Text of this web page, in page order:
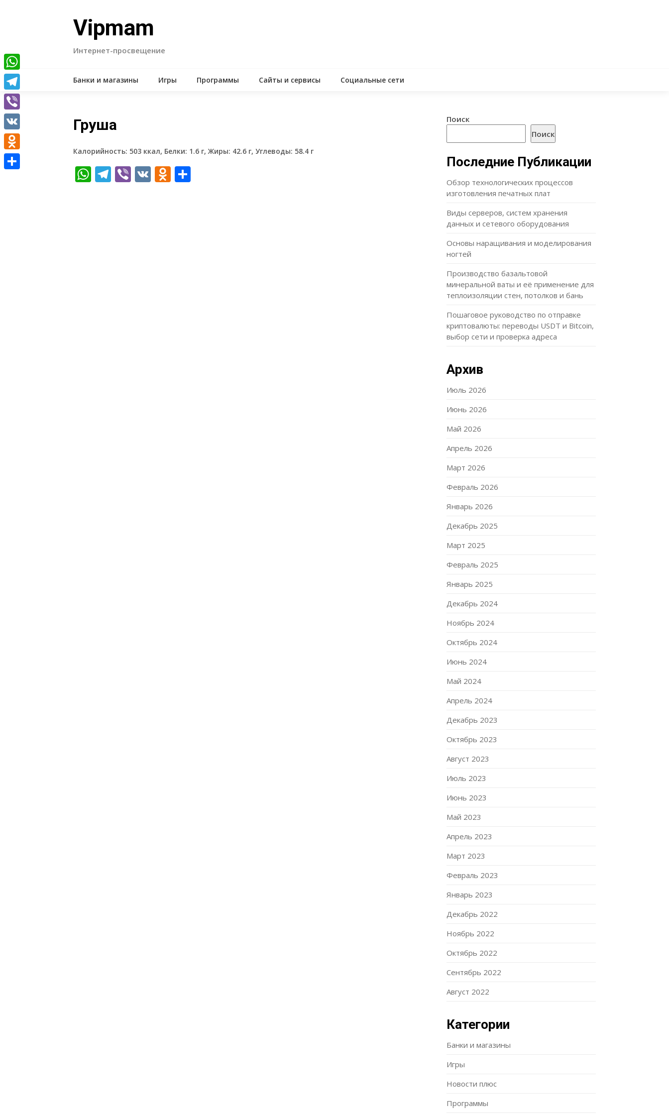
Vipmam
Интернет-просвещение
Банки и магазины Игры Программы Сайты и сервисы Социальные сети
Груша
Калорийность: 503 ккал, Белки: 1.6 г, Жиры: 42.6 г, Углеводы: 58.4 г
WhatsApp
Telegram
Viber
VKOdnoklassniki
Поиск
Поиск
Последние Публикации
Обзор технологических процессов
изготовления печатных плат
Виды серверов, систем хранения
данных и сетевого оборудования
Основы наращивания и моделирования
ногтей
Производство базальтовой
минеральной ваты и её применение для
теплоизоляции стен, потолков и бань
Пошаговое руководство по отправке
криптовалюты: переводы USDT и Bitcoin,
выбор сети и проверка адреса
Архив
Июль 2026
Июнь 2026
Май 2026
Апрель 2026
Март 2026
Февраль 2026
Январь 2026
Декабрь 2025
Март 2025
Февраль 2025
Январь 2025
Декабрь 2024
Ноябрь 2024
Октябрь 2024
Июнь 2024
Май 2024
Апрель 2024
Декабрь 2023
Октябрь 2023
Август 2023
Июль 2023
Июнь 2023
Май 2023
Апрель 2023
Март 2023
Февраль 2023
Январь 2023
Декабрь 2022
Ноябрь 2022
Октябрь 2022
Сентябрь 2022
Август 2022
Категории
Банки и магазины
Игры
Новости плюс
Программы
WhatsApp
Telegram
Viber
VK
Odnoklassniki